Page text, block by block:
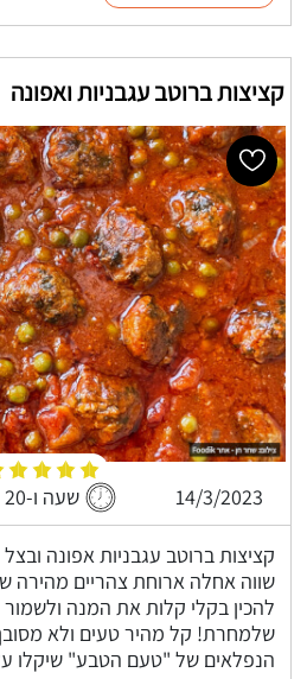
קציצות ברוטב עגבניות ואפונה
14/3/2023 שעה ו-20 דקות
קציצות ברוטב עגבניות אפונה
שווה אחלה ארוחת צהריים מהירה
להכין בקלי קלות את המנה ולשמור
שלמחרת! קל מהיר טעים ולא
הנפלאים של "טעם הטבע" שיקלו